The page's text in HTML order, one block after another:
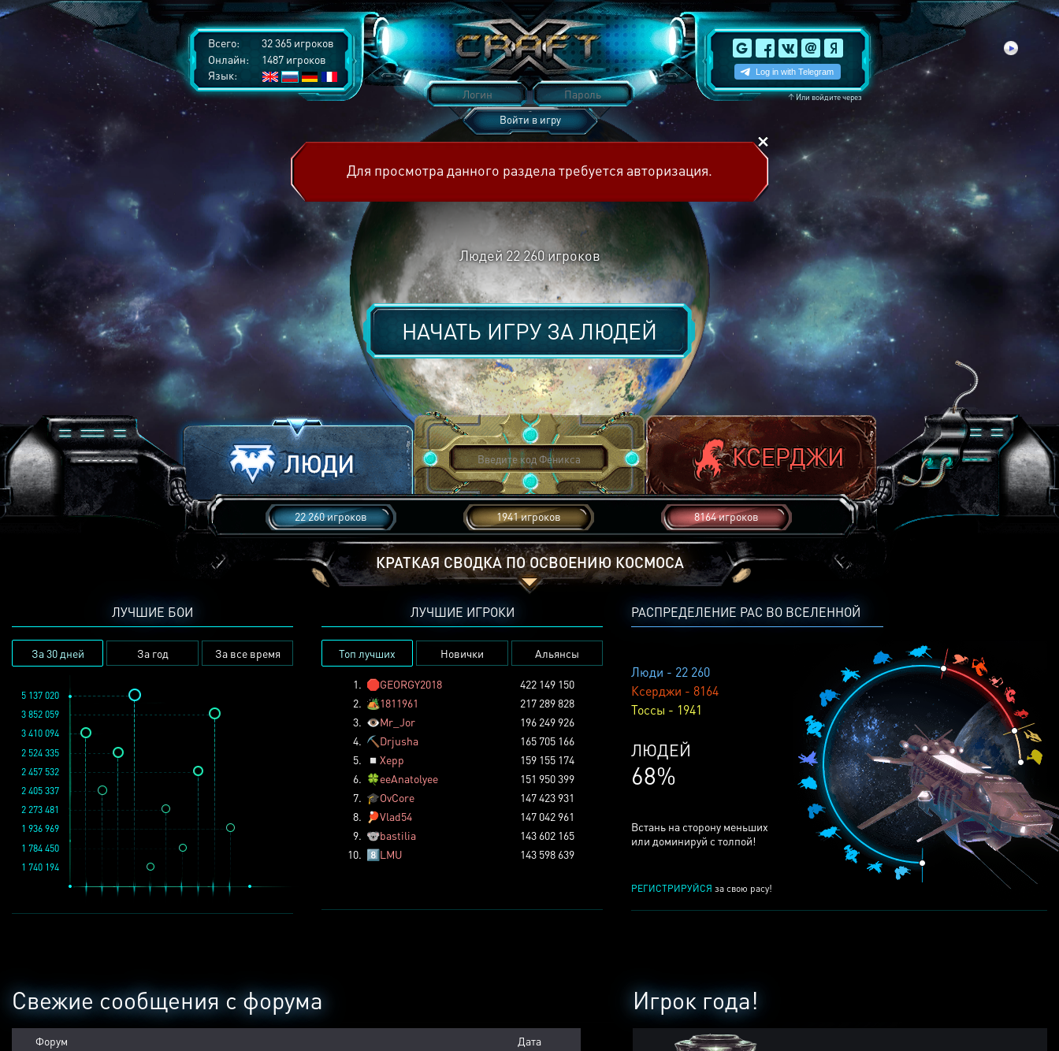
Всего:
32 365 игроков
Онлайн:
1487 игроков
Язык:
↑Или войдите через
Войти в игру
Для просмотра данного раздела требуется авторизация.
Людей 22 260игроков
НАЧАТЬ ИГРУ ЗАЛЮДЕЙ
22 260 игроков 1941 игроков 8164 игроков
КРАТКАЯ СВОДКА ПО ОСВОЕНИЮ КОСМОСА
РАСПРЕДЕЛЕНИЕ РАС ВО ВСЕЛЕННОЙ
Люди - 22 260
Ксерджи - 8164
Тоссы - 1941
КСЕРДЖЕЙ
25%
Встань на сторону меньших
или доминируй с толпой!
РЕГИСТРИРУЙСЯ за свою расу!
ЛУЧШИЕ БОИ
За 30 дней За год За все время
1 936 969
3 852 059
2 457 532
1 784 450
2 273 481
1 740 194
5 137 020
2 524 335
2 405 337
3 410 094
ЛУЧШИЕ ИГРОКИ
Топ лучших Новички Альянсы
1. 🛑GEORGY2018
422 149 150
2. 🏕️1811961
217 289 828
3. 👁️Mr_Jor
196 249 926
4. ⛏️ Drjusha
165 705 166
5.
◽ Xepp
159 155 174
6. 🍀eeAnatolyee
151 950 399
7. 🎓OvCore
147 423 931
8.
🏓Vlad54
147 042 961
9. 🐨bastilia
143 602 165
10. 8️⃣LMU 143 598 639
Игрок года!
Свежие сообщения с форума
Форум Дата